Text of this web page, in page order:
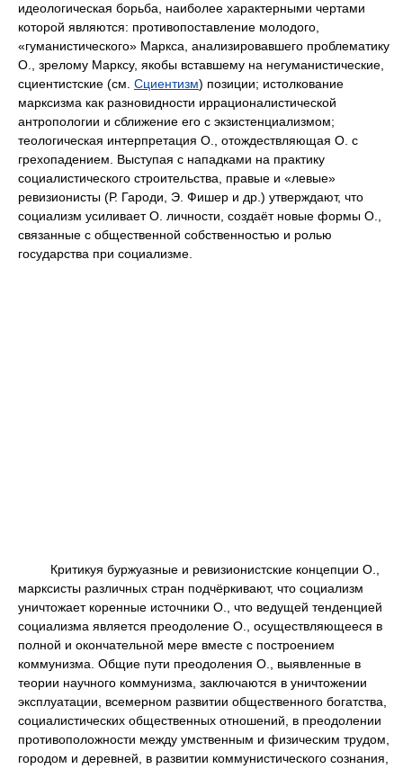
идеологическая борьба, наиболее характерными чертами
которой являются: противопоставление молодого,
«гуманистического» Маркса, анализировавшего проблематику
О., зрелому Марксу, якобы вставшему на негуманистические,
сциентистские (см. Сциентизм) позиции; истолкование
марксизма как разновидности иррационалистической
антропологии и сближение его с экзистенциализмом;
теологическая интерпретация О., отождествляющая О. с
грехопадением. Выступая с нападками на практику
социалистического строительства, правые и «левые»
ревизионисты (Р. Гароди, Э. Фишер и др.) утверждают, что
социализм усиливает О. личности, создаёт новые формы О.,
связанные с общественной собственностью и ролью
государства при социализме.
Критикуя буржуазные и ревизионистские концепции О.,
марксисты различных стран подчёркивают, что социализм
уничтожает коренные источники О., что ведущей тенденцией
социализма является преодоление О., осуществляющееся в
полной и окончательной мере вместе с построением
коммунизма. Общие пути преодоления О., выявленные в
теории научного коммунизма, заключаются в уничтожении
эксплуатации, всемерном развитии общественного богатства,
социалистических общественных отношений, в преодолении
противоположности между умственным и физическим трудом,
городом и деревней, в развитии коммунистического сознания,